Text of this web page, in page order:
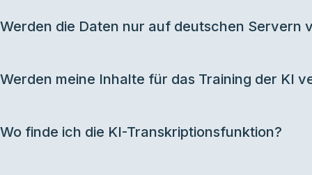
Werden die Daten nur auf deutschen Servern
Werden meine Inhalte für das Training der KI
Wo finde ich die KI-Transkriptionsfunktion?